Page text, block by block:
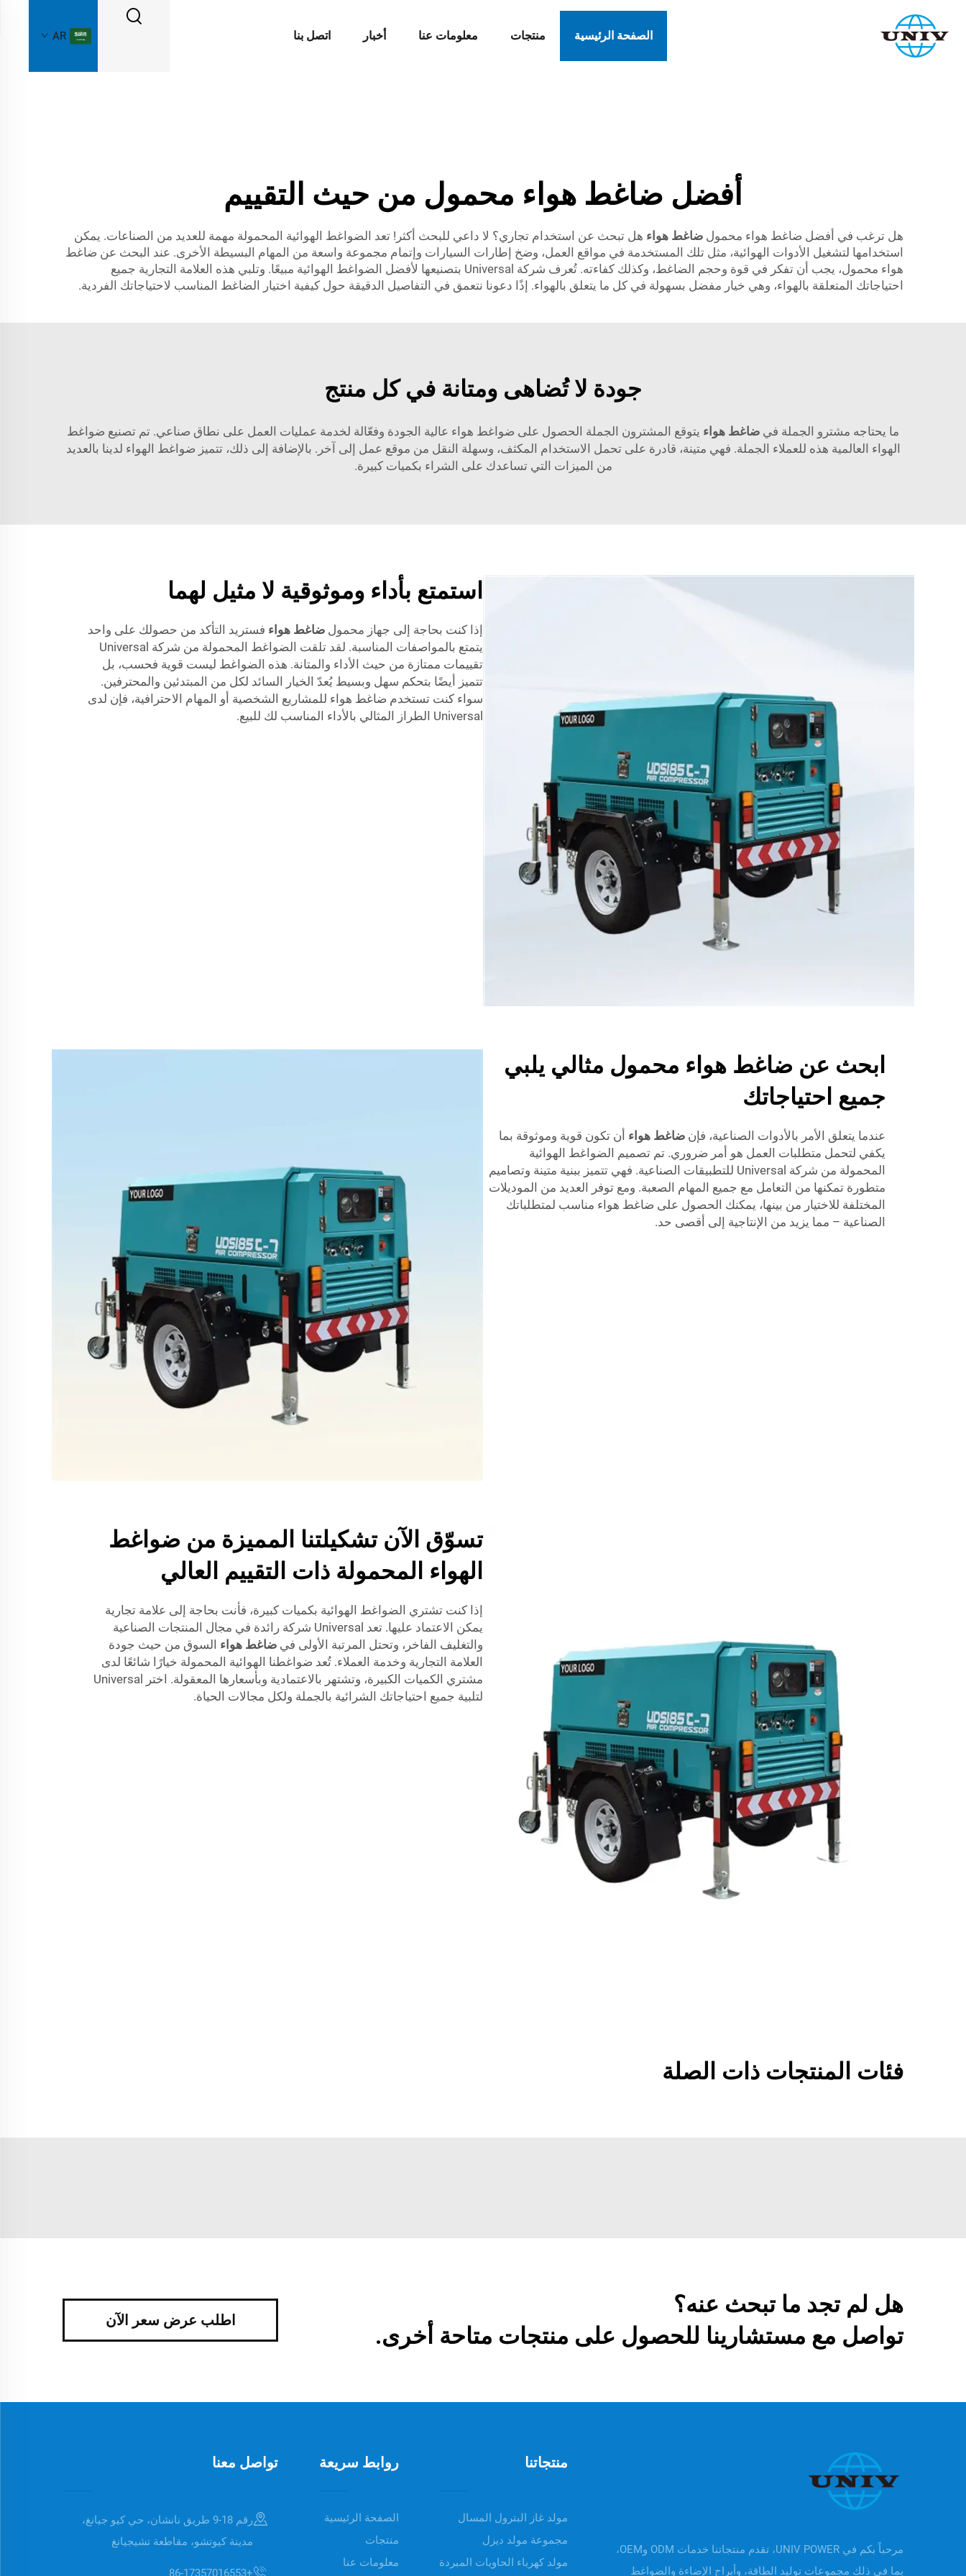
الصفحة الرئيسية منتجات معلومات عنا أخبار اتصل بنا AR
أفضل ضاغط هواء محمول من حيث التقييم
هل ترغب في أفضل ضاغط هواء محمول ضاغط هواء هل تبحث عن استخدام تجاري؟ لا داعي للبحث أكثر! تعد الضواغط الهوائية المحمولة مهمة للعديد من الصناعات. يمكن
استخدامها لتشغيل الأدوات الهوائية، مثل تلك المستخدمة في مواقع العمل، وضخ إطارات السيارات وإتمام مجموعة واسعة من المهام البسيطة الأخرى. عند البحث عن ضاغط
هواء محمول، يجب أن تفكر في قوة وحجم الضاغط، وكذلك كفاءته. تُعرف شركة Universal بتصنيعها لأفضل الضواغط الهوائية مبيعًا. وتلبي هذه العلامة التجارية جميع
احتياجاتك المتعلقة بالهواء، وهي خيار مفضل بسهولة في كل ما يتعلق بالهواء. إذًا دعونا نتعمق في التفاصيل الدقيقة حول كيفية اختيار الضاغط المناسب لاحتياجاتك الفردية.
جودة لا تُضاهى ومتانة في كل منتج
ما يحتاجه مشترو الجملة في ضاغط هواء يتوقع المشترون الجملة الحصول على ضواغط هواء عالية الجودة وفعّالة لخدمة عمليات العمل على نطاق صناعي. تم تصنيع ضواغط
الهواء العالمية هذه للعملاء الجملة. فهي متينة، قادرة على تحمل الاستخدام المكثف، وسهلة النقل من موقع عمل إلى آخر. بالإضافة إلى ذلك، تتميز ضواغط الهواء لدينا بالعديد
من الميزات التي تساعدك على الشراء بكميات كبيرة.
استمتع بأداء وموثوقية لا مثيل لهما
إذا كنت بحاجة إلى جهاز محمول ضاغط هواء فستريد التأكد من حصولك على واحد
يتمتع بالمواصفات المناسبة. لقد تلقت الضواغط المحمولة من شركة Universal
تقييمات ممتازة من حيث الأداء والمتانة. هذه الضواغط ليست قوية فحسب، بل
تتميز أيضًا بتحكم سهل وبسيط يُعدّ الخيار السائد لكل من المبتدئين والمحترفين.
سواء كنت تستخدم ضاغط هواء للمشاريع الشخصية أو المهام الاحترافية، فإن لدى
Universal الطراز المثالي بالأداء المناسب لك للبيع.
ابحث عن ضاغط هواء محمول مثالي يلبي
جميع احتياجاتك
عندما يتعلق الأمر بالأدوات الصناعية، فإن ضاغط هواء أن تكون قوية وموثوقة بما
يكفي لتحمل متطلبات العمل هو أمر ضروري. تم تصميم الضواغط الهوائية
المحمولة من شركة Universal للتطبيقات الصناعية. فهي تتميز ببنية متينة وتصاميم
متطورة تمكنها من التعامل مع جميع المهام الصعبة. ومع توفر العديد من الموديلات
المختلفة للاختيار من بينها، يمكنك الحصول على ضاغط هواء مناسب لمتطلباتك
الصناعية – مما يزيد من الإنتاجية إلى أقصى حد.
تسوّق الآن تشكيلتنا المميزة من ضواغط
الهواء المحمولة ذات التقييم العالي
إذا كنت تشتري الضواغط الهوائية بكميات كبيرة، فأنت بحاجة إلى علامة تجارية
يمكن الاعتماد عليها. تعد Universal شركة رائدة في مجال المنتجات الصناعية
والتغليف الفاخر، وتحتل المرتبة الأولى في ضاغط هواء السوق من حيث جودة
العلامة التجارية وخدمة العملاء. تُعد ضواغطنا الهوائية المحمولة خيارًا شائعًا لدى
مشتري الكميات الكبيرة، وتشتهر بالاعتمادية وبأسعارها المعقولة. اختر Universal
لتلبية جميع احتياجاتك الشرائية بالجملة ولكل مجالات الحياة.
فئات المنتجات ذات الصلة
هل لم تجد ما تبحث عنه؟
تواصل مع مستشارينا للحصول على منتجات متاحة أخرى.
اطلب عرض سعر الآن
مرحباً بكم في UNIV POWER، تقدم منتجاتنا خدمات ODM وOEM،
بما في ذلك مجموعات توليد الطاقة، وأبراج الإضاءة والضواغط
منتجاتنا
مولد غاز البترول المسال
مجموعة مولد ديزل
مولد كهرباء الحاويات المبردة
روابط سريعة
الصفحة الرئيسية
منتجات
معلومات عنا
تواصل معنا
رقم 18-9 طريق نانشان، حي كيو جيانغ،
مدينة كيوتشو، مقاطعة تشيجيانغ
+86-17357016553